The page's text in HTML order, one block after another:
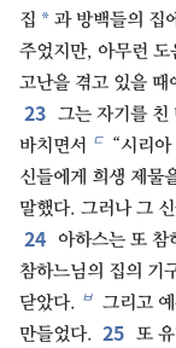
집 * 과 방백들의 집
주었지만, 아무런 도
고난을 겪고 있을 때
23 그는 자기를 친
바치면서 ㄷ “시리
신들에게 희생 제물
말했다. 그러나 그
24
아하스는 또 참
참하느님의 집의 기
닫았다. ㅂ 그리고
만들었다. 25 또